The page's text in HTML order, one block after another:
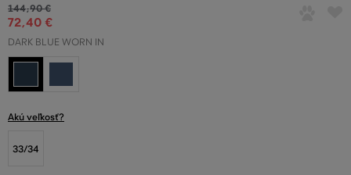
144,90 €
72,40 €
DARK BLUE WORN IN
Akú veľkosť?
33/34